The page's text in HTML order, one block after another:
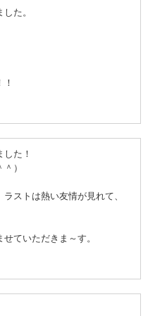
た。
た！
）
ストは熱い友情が見れて、
ていただきま～す。